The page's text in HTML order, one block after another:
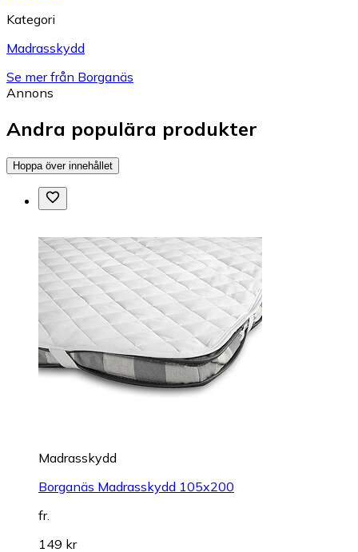
Kategori
Madrasskydd
Se mer från Borganäs
Annons
Andra populära produkter
Hoppa över innehållet
Madrasskydd
Borganäs Madrasskydd 105x200
fr.
149 kr